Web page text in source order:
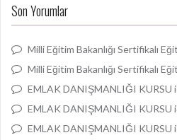
Son Yorumlar
Milli Eğitim Bakanlığı Sertifikalı
Milli Eğitim Bakanlığı Sertifikalı
EMLAK DANIŞMANLIĞI KURSU
EMLAK DANIŞMANLIĞI KURSU
EMLAK DANIŞMANLIĞI KURSU